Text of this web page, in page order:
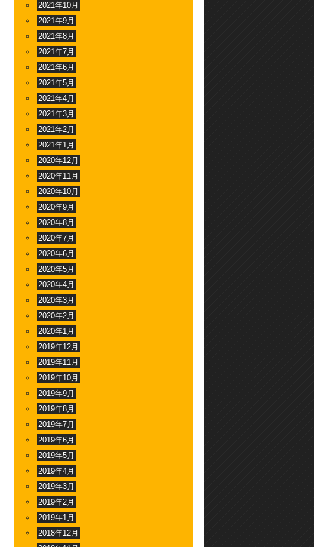
2021年10月
2021年9月
2021年8月
2021年7月
2021年6月
2021年5月
2021年4月
2021年3月
2021年2月
2021年1月
2020年12月
2020年11月
2020年10月
2020年9月
2020年8月
2020年7月
2020年6月
2020年5月
2020年4月
2020年3月
2020年2月
2020年1月
2019年12月
2019年11月
2019年10月
2019年9月
2019年8月
2019年7月
2019年6月
2019年5月
2019年4月
2019年3月
2019年2月
2019年1月
2018年12月